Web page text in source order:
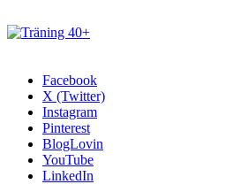
Facebook
X (Twitter)
Instagram
Pinterest
BlogLovin
YouTube
LinkedIn